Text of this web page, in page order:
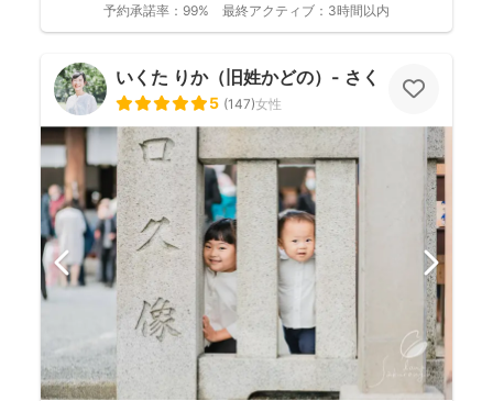
予約承諾率： 99% 最終アクティブ： 3時間以内
いくた りか（旧姓かどの）- さくらふ写真 -
5 (147)女性